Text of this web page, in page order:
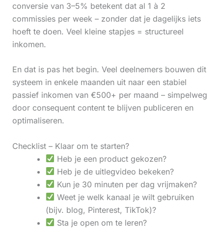
conversie van 3–5% betekent dat al 1 à 2
commissies per week – zonder dat je dagelijks iets
hoeft te doen. Veel kleine stapjes = structureel
inkomen.
En dat is pas het begin. Veel deelnemers bouwen dit
systeem in enkele maanden uit naar een stabiel
passief inkomen van €500+ per maand – simpelweg
door consequent content te blijven publiceren en
optimaliseren.
Checklist – Klaar om te starten?
Heb je een product gekozen?
Heb je de uitlegvideo bekeken?
Kun je 30 minuten per dag vrijmaken?
Weet je welk kanaal je wilt gebruiken
(bijv. blog, Pinterest, TikTok)?
Sta je open om te leren?